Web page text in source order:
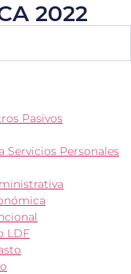
2022
Pasivos
Servicios Personales
LDF